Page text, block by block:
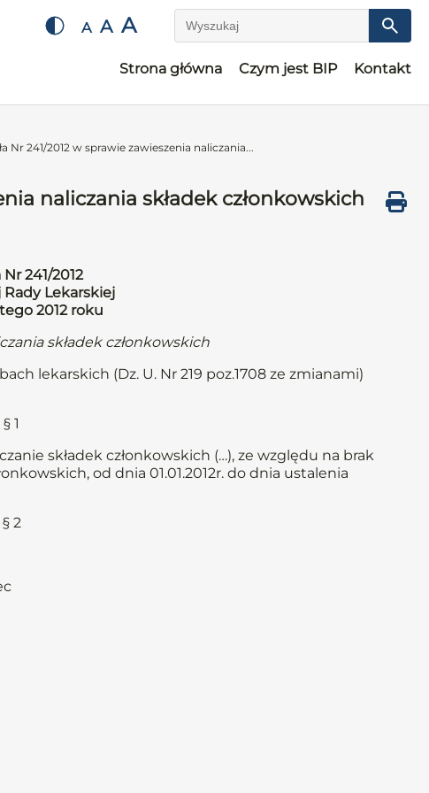
A A A Wyszukaj
Strona główna Czym jest BIP Kontakt
Nr 241/2012 w sprawie zawieszenia naliczania...
naliczania składek członkowskich
Nr 241/2012
Lekarskiej
2012 roku
składek członkowskich
lekarskich (Dz. U. Nr 219 poz.1708 ze zmianami)
§ 1
składek członkowskich (…), ze względu na brak
od dnia 01.01.2012r. do dnia ustalenia
§ 2